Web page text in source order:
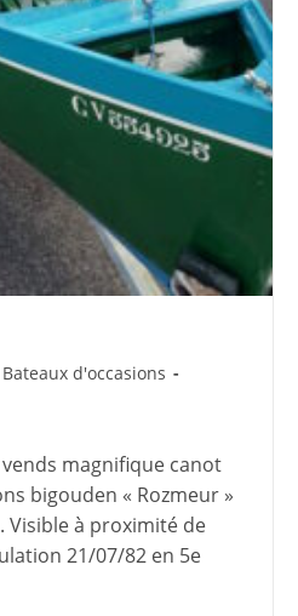
Bateaux d'occasions
magnifique canot
bigouden « Rozmeur »
Visible à proximité de
21/07/82 en 5e